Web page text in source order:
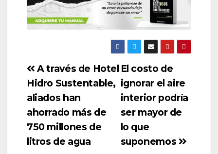
El costo de
ignorar el aire
interior podría
ser mayor de
lo que
suponemos
A través de Hotel
Hidro Sustentable,
aliados han
ahorrado más de
750 millones de
litros de agua